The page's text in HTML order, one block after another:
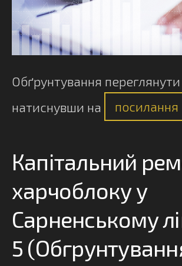
Обґрунтування
натиснувши на
посилання
Капітальний
харчоблоку у
Сарненському
5